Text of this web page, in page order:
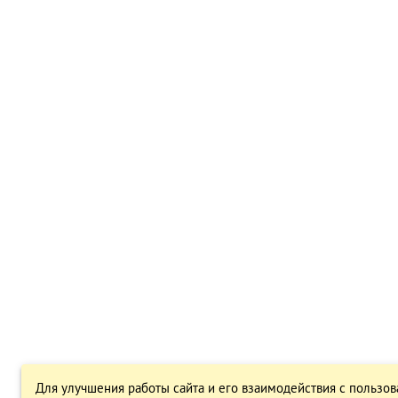
Для улучшения работы сайта и его взаимодействия с